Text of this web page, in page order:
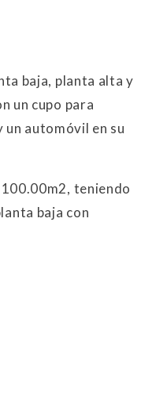
baja, planta alta y
un cupo para
automóvil en su
teniendo
baja con